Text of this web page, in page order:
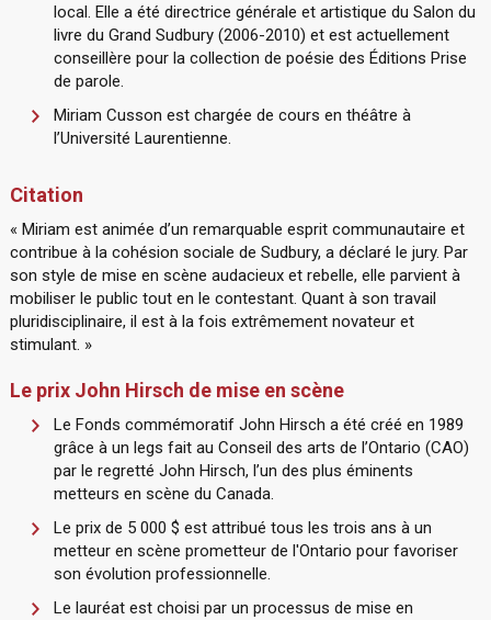
local. Elle a été directrice générale et artistique du Salon du
livre du Grand Sudbury (2006-2010) et est actuellement
conseillère pour la collection de poésie des Éditions Prise
de parole.
Miriam Cusson est chargée de cours en théâtre à
l’Université Laurentienne.
Citation
« Miriam est animée d’un remarquable esprit communautaire et
contribue à la cohésion sociale de Sudbury, a déclaré le jury. Par
son style de mise en scène audacieux et rebelle, elle parvient à
mobiliser le public tout en le contestant. Quant à son travail
pluridisciplinaire, il est à la fois extrêmement novateur et
stimulant. »
Le prix John Hirsch de mise en scène
Le Fonds commémoratif John Hirsch a été créé en 1989
grâce à un legs fait au Conseil des arts de l’Ontario (CAO)
par le regretté John Hirsch, l’un des plus éminents
metteurs en scène du Canada.
Le prix de 5 000 $ est attribué tous les trois ans à un
metteur en scène prometteur de l'Ontario pour favoriser
son évolution professionnelle.
Le lauréat est choisi par un processus de mise en